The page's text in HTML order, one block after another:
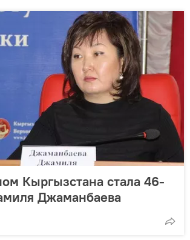
Кыргызстана стала 46-
Джаманбаева